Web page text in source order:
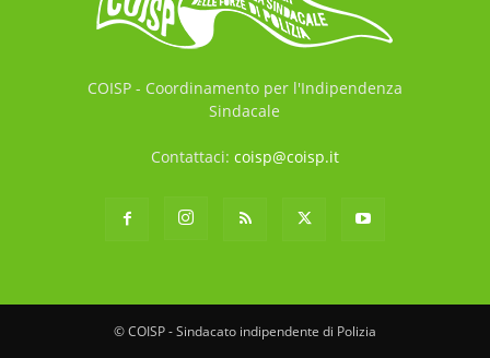
COISP - Coordinamento per l'Indipendenza
Sindacale
Contattaci: coisp@coisp.it
© COISP - Sindacato indipendente di Polizia